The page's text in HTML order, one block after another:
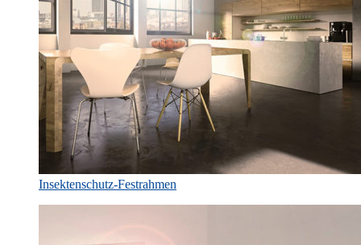
Insektenschutz-Festrahmen